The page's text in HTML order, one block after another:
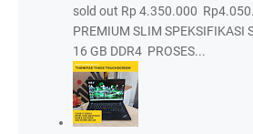
sold out Rp 4.350.000
PREMIUM SLIM SPEKSIFIKASI
16 GB DDR4 PROSES...